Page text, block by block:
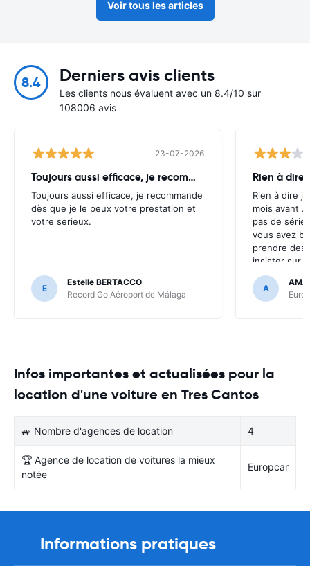
Voir tous les articles
8.4 Derniers avis clients
Les clients nous évaluent avec un 8.4/10 sur
108006 avis
23-07-2026
Toujours aussi efficace, je recommande
Toujours aussi efficace, je recommande
dès que je le peux votre prestation et
votre serieux.
E
Estelle BERTACCO
Record Go Aéroport de Málaga
Rien à dire
Rien à dire j
mois avant
pas de
vous avez
prendre des
insister sur
A
Infos importantes et actualisées pour la
location d'une voiture en Tres Cantos
🚙 Nombre d'agences de location 4
🏆 Agence de location de voitures la mieux
notée
Europcar
Informations pratiques